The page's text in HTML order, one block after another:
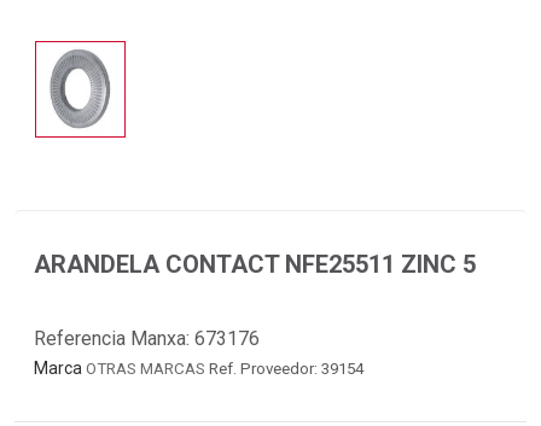
ARANDELA CONTACT NFE25511 ZINC 5
Referencia Manxa: 673176
Marca OTRAS MARCAS Ref. Proveedor: 39154